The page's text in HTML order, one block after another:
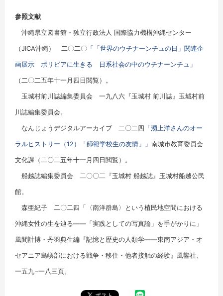
参照文献
沖縄県立図書館・独立行政法人 国際協力機構沖縄センター
（JICA沖縄） 二〇二〇 「「世界のウチナーンチュの日」関連企
画展示 ボリビアに生きる 日系社会の中のウチナーンチュ」
（二〇二五年十一月四日閲覧）。
玉城村前川誌編集委員会 一九八六『玉城村 前川誌』玉城村前
川誌編集委員会。
なんじょうデジタルアーカイブ 二〇二四 「湧上洋さんのオー
ラルヒストリー（12）「師範学校生の友情」」 南城市教育委員会
文化課（二〇二五年十一月四日閲覧）。
船越誌編集委員会 二〇〇二『玉城村 船越誌』玉城村船越公民
館。
森亜紀子 二〇二四「〈南洋群島〉という植民地空間における
沖縄女性の生を辿る――「実践としての写真論」を手がかりに」
風間計博・丹羽典生編『記憶と歴史の人類学――東南アジア・オ
セアニア島嶼部における戦争・移住・他者接触の経験』風響社、
一五九−一八三頁。